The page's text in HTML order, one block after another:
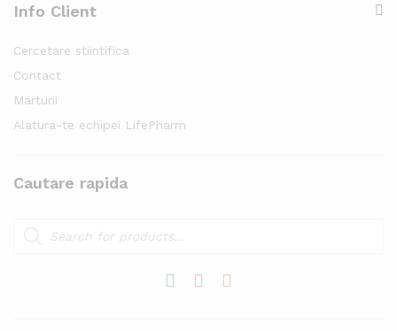
Info Client
Cercetare stiintifica
Contact
Marturii
Alatura-te echipei LifePharm
Cautare rapida
produse